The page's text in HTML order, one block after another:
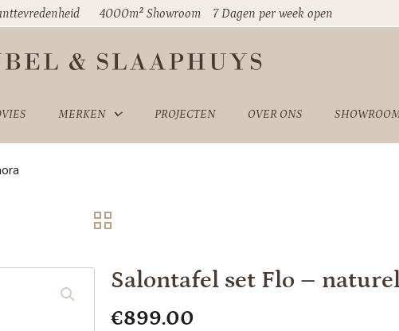
4000m² Showroom 7 Dagen per week open
MERKEN PROJECTEN OVER ONS
Salontafel set Flo –
€899.00